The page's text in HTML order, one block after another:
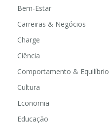
Bem-Estar
Carreiras & Negócios
Charge
Ciência
Comportamento & Equilíbrio
Cultura
Economia
Educação